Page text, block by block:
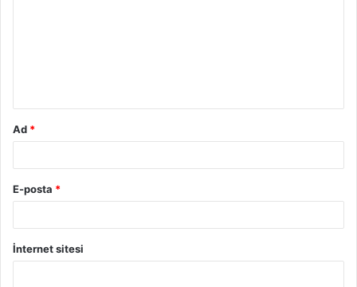
Ad *
E-posta *
İnternet sitesi